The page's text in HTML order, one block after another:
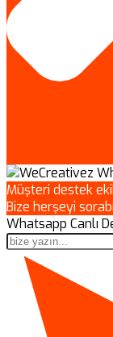
Müşteri destek
Bize herşeyi
Whatsapp Canlı